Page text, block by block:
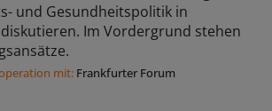
und Gesundheitspolitik in
Im Vordergrund stehen
mit: Frankfurter Forum